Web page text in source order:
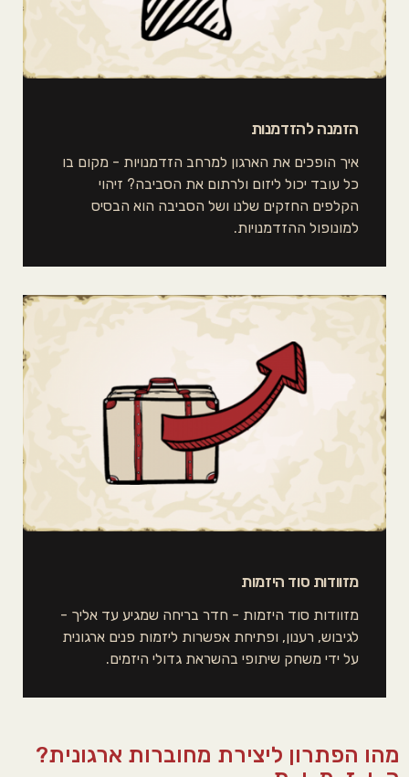
הזמנה להזדמנות
איך הופכים את הארגון למרחב הזדמנויות - מקום בו
כל עובד יכול ליזום ולרתום את הסביבה? זיהוי
הקלפים החזקים שלנו ושל הסביבה הוא הבסיס
למונופול ההזדמנויות.
מזוודות סוד היזמות
מזוודות סוד היזמות - חדר בריחה שמגיע עד אליך -
לגיבוש, רענון, ופתיחת אפשרות ליזמות פנים ארגונית
על ידי משחק שיתופי בהשראת גדולי היזמים.
מהו הפתרון ליצירת מחוברות ארגונית?